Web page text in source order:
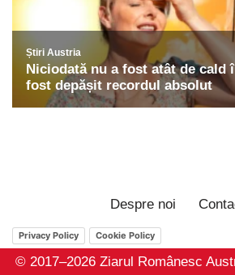
Despre noi
Privacy Policy Cookie Policy
© 2017–2026 Ziarul Românesc